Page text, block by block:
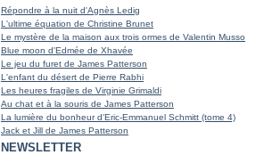
Répondre à la nuit d'Agnès Ledig
L'ultime équation de Christine Brunet
Le mystère de la maison aux trois ormes de Valentin Musso
Blue moon d'Edmée de Xhavée
Le jeu du furet de James Patterson
L'enfant du désert de Pierre Rabhi
Les heures fragiles de Virginie Grimaldi
Au chat et à la souris de James Patterson
La lumière du bonheur d'Eric-Emmanuel Schmitt (tome 4)
Jack et Jill de James Patterson
NEWSLETTER